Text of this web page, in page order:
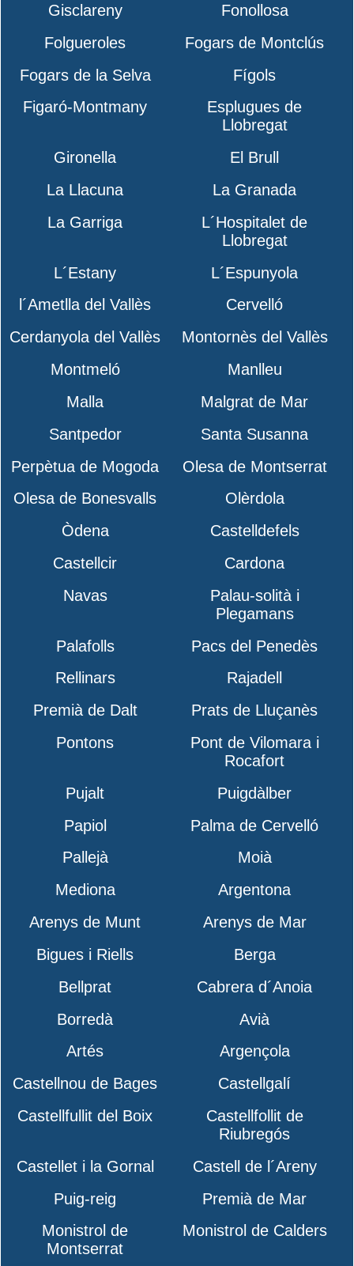
Gisclareny
Fonollosa
Folgueroles
Fogars de Montclús
Fogars de la Selva
Fígols
Figaró-Montmany
Esplugues de
Llobregat
Gironella
El Brull
La Llacuna
La Granada
La Garriga
L´Hospitalet de
Llobregat
L´Estany
L´Espunyola
l´Ametlla del Vallès
Cervelló
Cerdanyola del Vallès
Montornès del Vallès
Montmeló
Manlleu
Malla
Malgrat de Mar
Santpedor
Santa Susanna
Perpètua de Mogoda
Olesa de Montserrat
Olesa de Bonesvalls
Olèrdola
Òdena
Castelldefels
Castellcir
Cardona
Navas
Palau-solità i
Plegamans
Palafolls
Pacs del Penedès
Rellinars
Rajadell
Premià de Dalt
Prats de Lluçanès
Pontons
Pont de Vilomara i
Rocafort
Pujalt
Puigdàlber
Papiol
Palma de Cervelló
Pallejà
Moià
Mediona
Argentona
Arenys de Munt
Arenys de Mar
Bigues i Riells
Berga
Bellprat
Cabrera d´Anoia
Borredà
Avià
Artés
Argençola
Castellnou de Bages
Castellgalí
Castellfullit del Boix
Castellfollit de
Riubregós
Castellet i la Gornal
Castell de l´Areny
Puig-reig
Premià de Mar
Monistrol de
Montserrat
Monistrol de Calders